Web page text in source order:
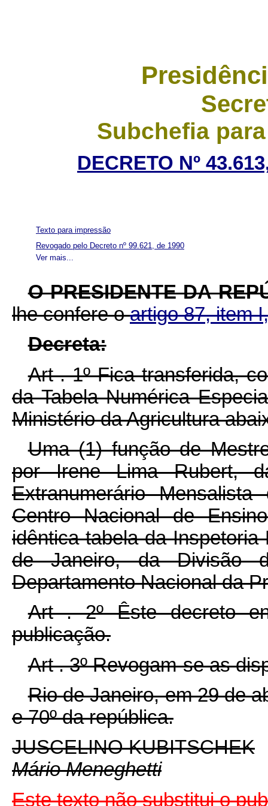
Subchefia
DECRETO Nº
Ver mais...
Texto para impressão
Revogado pelo Decreto nº 99.621, de 1990
O PRESIDENTE DA
lhe confere oartigo 87, item
Decreta:
Art . 1º Fica transferida,
da Tabela Numérica
Ministério da Agricultura
Uma (1) função de
por Irene Lima Rubert,
Extranumerário
Centro Nacional de
idêntica tabela da
de Janeiro, da Divisão
Departamento Nacional da
Art . 2º Êste decreto
publicação.
Art . 3º Revogam-se as
Rio de Janeiro, em 29 de
e 70º da república.
JUSCELINO KUBITSCHEK
Mário Meneghetti
Este texto não substitui o